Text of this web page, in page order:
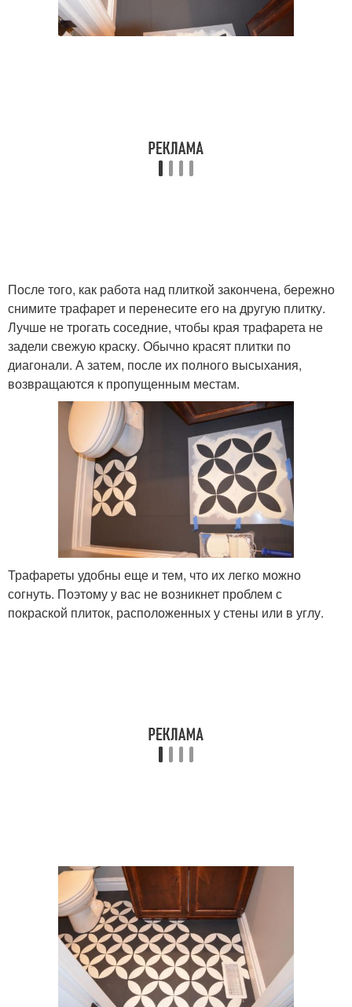
После того, как работа над плиткой закончена, бережно
снимите трафарет и перенесите его на другую плитку.
Лучше не трогать соседние, чтобы края трафарета не
задели свежую краску. Обычно красят плитки по
диагонали. А затем, после их полного высыхания,
возвращаются к пропущенным местам.
Трафареты удобны еще и тем, что их легко можно
согнуть. Поэтому у вас не возникнет проблем с
покраской плиток, расположенных у стены или в углу.